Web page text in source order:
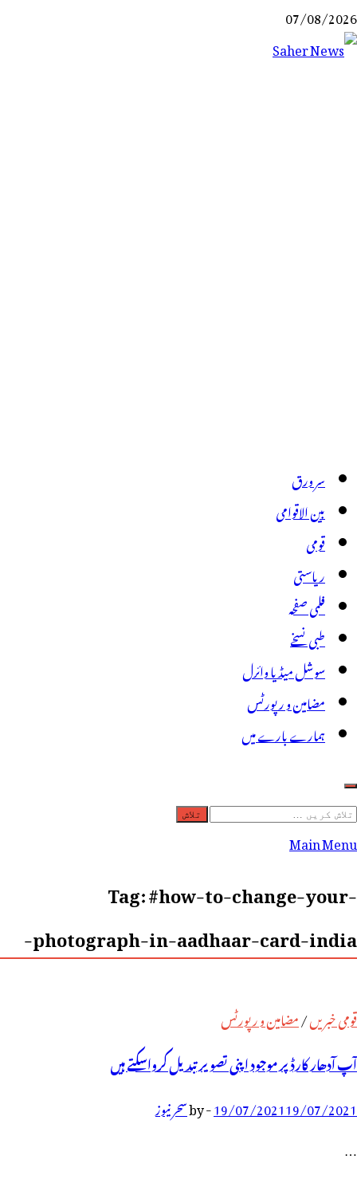
Skip
to
07/08/2026
سر ورق
بین الاقوامی
قومی
ریاستی
فلمی صفحہ
طبی نسخے
سوشل میڈیا وائرل
مضامین و رپورٹس
ہمارے بارے میں
تلاش
کریں
Main Menu
Tag:#how-to-change-your-
photograph-in-aadhaar-card-india-
قومی خبریں/مضامین و رپورٹس
آپ آدھار کارڈ پر موجود اپنی تصویر تبدیل کرواسکتے ہیں
19/07/202119/07/2021
-
byسحر نیوز
…